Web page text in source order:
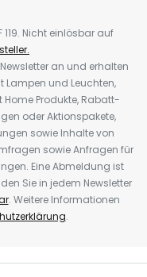
Nicht einlösbar auf
an und erhalten
Lampen und Leuchten,
Produkte, Rabatt-
oder Aktionspakete,
sowie Inhalte von
sowie Anfragen für
Eine Abmeldung ist
Sie in jedem Newsletter
. Weitere Informationen
.